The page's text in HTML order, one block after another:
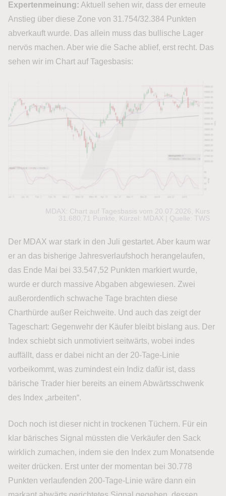
Expertenmeinung: Aktuell sehen wir, dass der erneute
Anstieg über diese Zone von 31.754/32.384 Punkten
abverkauft wurde. Das allein muss das bullische Lager
nervös machen. Aber wie die Sache ablief, erst recht. Das
sehen wir im Chart auf Tagesbasis:
MDAX: Chart auf Tagesbasis vom 20.07.2026, Kurs
31.680,71 Punkte, Kürzel: MDAX | Quelle: TWS
Der MDAX war stark in den Juli gestartet. Aber kaum war
er an das bisherige Jahresverlaufshoch herangelaufen,
das Ende Mai bei 33.547,52 Punkten markiert wurde,
wurde er durch massive Abgaben abgewiesen. Zwei
außerordentlich schwache Tage brachten diese
Charthürde außer Reichweite. Und auch das zeigt der
Tageschart: Gegenwehr der Käufer bleibt bislang aus. Der
Index schiebt sich unmotiviert seitwärts, wobei indes
auffällt, dass er dabei nicht an der 20-Tage-Linie
vorbeikommt, was zumindest ein Indiz dafür ist, dass
bärische Trader hier bereits an einem Abwärtsschwenk
des Index „arbeiten“.
Doch noch ist dieser nicht in trockenen Tüchern. Für ein
klar bärisches Signal müssten die Verkäufer den Sack
wirklich zumachen, indem sie den Index zum Monatsende
weiter drücken. Erst unter der momentan bei 30.778
Punkten verlaufenden 200-Tage-Linie wäre dann ein